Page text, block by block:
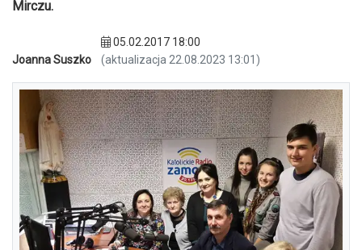
Mirczu.
Joanna Suszko
05.02.2017 18:00
(aktualizacja 22.08.2023 13:01)